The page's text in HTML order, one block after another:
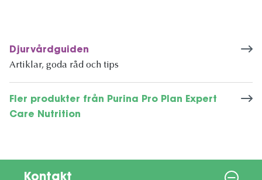
Djurvårdguiden
Artiklar, goda råd och tips
Fler produkter från Purina Pro Plan Expert
Care Nutrition
Kontakt